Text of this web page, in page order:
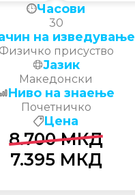
Часови
30
на изведување
Физичко присуство
Јазик
Македонски
Ниво на знаење
Почетничко
Цена
8.700МКД
7.395МКД